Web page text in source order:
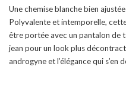
Une chemise blanche bien
Polyvalente et intemporelle,
être portée avec un pantalon de
jean pour un look plus
androgyne et l’élégance qui s’en